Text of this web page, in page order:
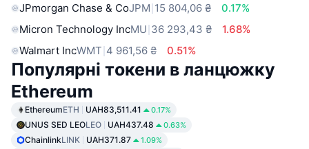
JPmorgan Chase & CoJPM 15 804,06 ₴
0.17%
Micron Technology IncMU 36 293,43 ₴
1.68%
Walmart IncWMT 4 961,56 ₴ 0.51%
Популярні токени в ланцюжку
Ethereum
EthereumETH UAH83,511.41 0.17%
UNUS SED LEOLEO UAH437.48 0.63%
ChainlinkLINK UAH371.87 1.09%